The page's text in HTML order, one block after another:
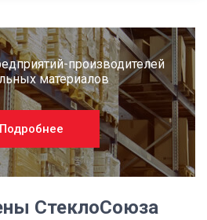
производителей
материалов
Подробнее
СтеклоСоюза